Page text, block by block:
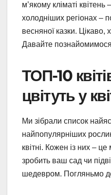
м’якому кліматі квітень
холодніших регіонах –
весняної казки. Цікаво,
Давайте
ТОП-10
цвітуть у
Ми зібрали список
найпопулярніших
квітні. Кожен із них –
зробить ваш сад чи
шедевром. Погляньмо